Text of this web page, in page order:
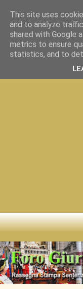
This site uses
and to analyze
shared with Google
metrics to ensure
statistics, and to